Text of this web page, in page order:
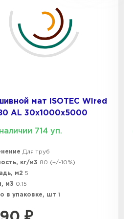
мат ISOTEC Wired
AL 30х1000х5000
714 уп.
Для труб
кг/м3 80 (+/-10%)
м2 5
м3 0.15
в упаковке, шт 1